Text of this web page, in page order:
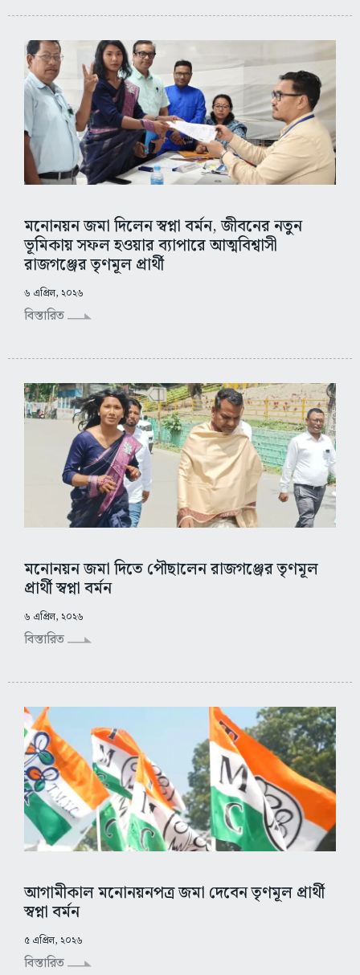
মনোনয়ন জমা দিলেন স্বপ্না বর্মন, জীবনের নতুন
ভূমিকায় সফল হওয়ার ব্যাপারে আত্মবিশ্বাসী
রাজগঞ্জের তৃণমূল প্রার্থী
৬ এপ্রিল, ২০২৬
বিস্তারিত
মনোনয়ন জমা দিতে পৌছালেন রাজগঞ্জের তৃণমূল
প্রার্থী স্বপ্না বর্মন
৬ এপ্রিল, ২০২৬
বিস্তারিত
আগামীকাল মনোনয়নপত্র জমা দেবেন তৃণমূল প্রার্থী
স্বপ্না বর্মন
৫ এপ্রিল, ২০২৬
বিস্তারিত